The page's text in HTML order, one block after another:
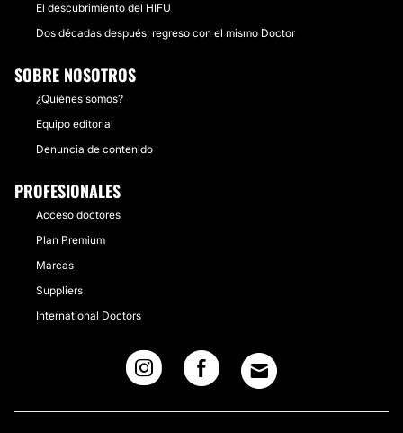
El descubrimiento del HIFU
Dos décadas después, regreso con el mismo Doctor
SOBRE NOSOTROS
¿Quiénes somos?
Equipo editorial
Denuncia de contenido
PROFESIONALES
Acceso doctores
Plan Premium
Marcas
Suppliers
International Doctors